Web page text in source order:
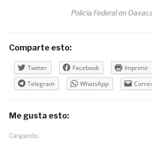
Policía Federal en
Comparte esto:
Twitter Facebook Imprimir
Telegram
WhatsApp
Me gusta esto:
Cargando...